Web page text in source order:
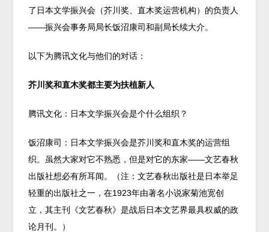
了日本文学振兴会（芥川奖、直木奖运营机构）的负责人
——振兴会事务局局长饭沼康司和副局长续大介。
以下为腾讯文化与他们的对话：
芥川奖和直木奖都主要为扶植新人
腾讯文化：日本文学振兴会是个什么组织？
饭沼康司：日本文学振兴会是芥川奖和直木奖的运营组
织。虽然大家对它不熟悉，但是对它的东家——文艺春秋
出版社想必有所耳闻。（注：文艺春秋出版社是日本举足
轻重的出版社之一，在1923年由著名小说家菊池宽创
立，其主刊《文艺春秋》是战后日本文艺界最具权威的政
论月刊。）